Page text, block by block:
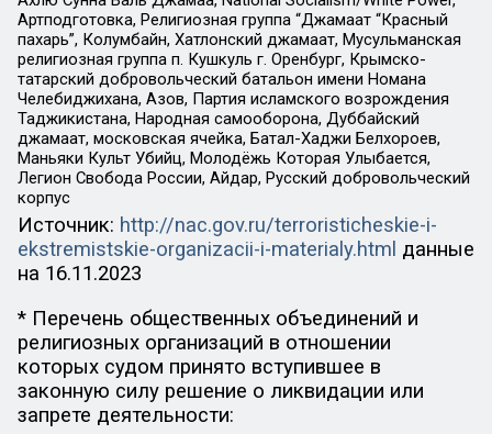
Артподготовка, Религиозная группа “Джамаат “Красный
пахарь”, Колумбайн, Хатлонский джамаат, Мусульманская
религиозная группа п. Кушкуль г. Оренбург, Крымско-
татарский добровольческий батальон имени Номана
Челебиджихана, Азов, Партия исламского возрождения
Таджикистана, Народная самооборона, Дуббайский
джамаат, московская ячейка, Батал-Хаджи Белхороев,
Маньяки Культ Убийц, Молодёжь Которая Улыбается,
Легион Свобода России, Айдар, Русский добровольческий
корпус
Источник: http://nac.gov.ru/terroristicheskie-i-
ekstremistskie-organizacii-i-materialy.html данные
на 16.11.2023
* Перечень общественных объединений и
религиозных организаций в отношении
которых судом принято вступившее в
законную силу решение о ликвидации или
запрете деятельности: